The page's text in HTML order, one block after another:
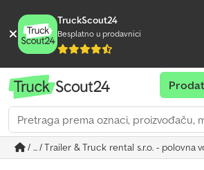
TruckScout24
Besplatno u prodavnici
/ ... / Trailer & Truck rental s.r.o. - polovna